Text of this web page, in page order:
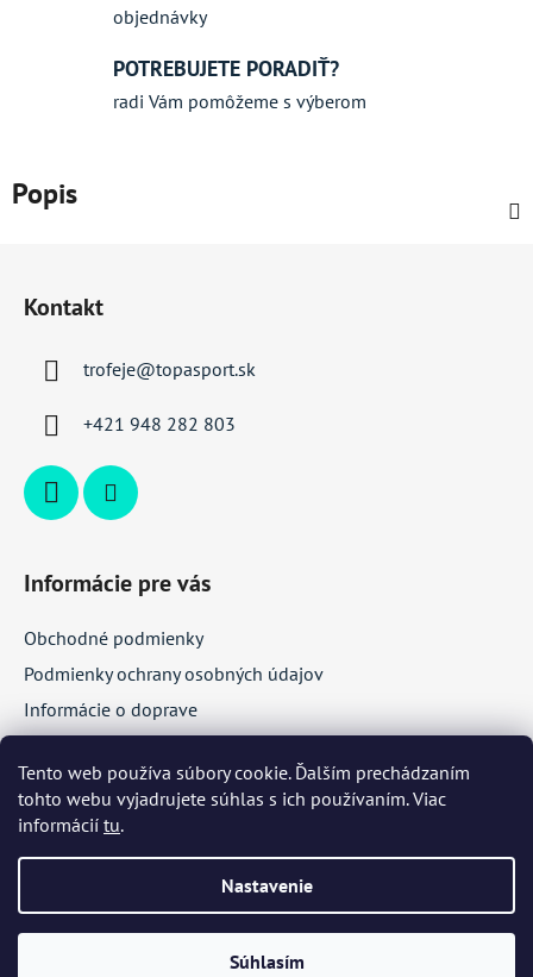
Tento web používa súbory cookie. Ďalším prechádzaním
tohto webu vyjadrujete súhlas s ich používaním. Viac
informácií tu.
Nastavenie
Súhlasím
objednávky
POTREBUJETE PORADIŤ?
radi Vám pomôžeme s výberom
Popis
Kontakt
trofeje@topasport.sk
+421 948 282 803
Informácie pre vás
Obchodné podmienky
Podmienky ochrany osobných údajov
Informácie o doprave
Facebook
Vytvoril Shoptet